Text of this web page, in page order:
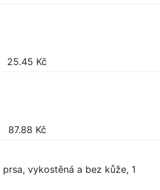
25.45 Kč
87.88 Kč
vykostěná a bez kůže, 1